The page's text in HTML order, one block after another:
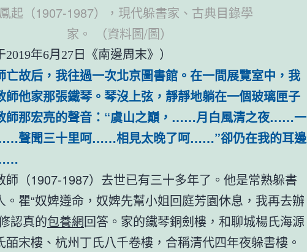
起（1907-1987），現代躲書家、古典目錄學
家。 （資料圖/圖）
2019年6月27日《南邊周末》）
亡故后，我往過一次北京圖書館。在一間展覽室中，我
師他家那張鐵琴。琴沒上弦，靜靜地躺在一個玻璃匣子
師那宏亮的聲音：“虞山之巔，……月白風清之夜……一
聲聞三十里呵……相見太晚了呵……”卻仍在我的耳邊
師（1907-1987）去世已有三十多年了。他是常熟躲書
。瞿“奴婢遵命，奴婢先幫小姐回庭芳園休息，我再去辦
認真的包養網回答。家的鐵琴銅劍樓，和聊城楊氏海源
皕宋樓、杭州丁氏八千卷樓，合稱清代四年夜躲書樓。